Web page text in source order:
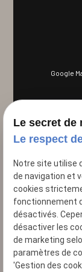
Google
Le secret de
Le respect
Notre site utilise
de navigation et
cookies
fonctionnement
désactivés.
désactiver les
de marketing
paramètres de
'Gestion des